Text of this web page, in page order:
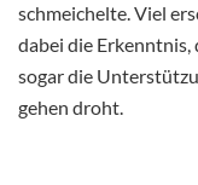
schmeichelte. Viel
dabei die Erkenntnis,
sogar die
gehen droht.